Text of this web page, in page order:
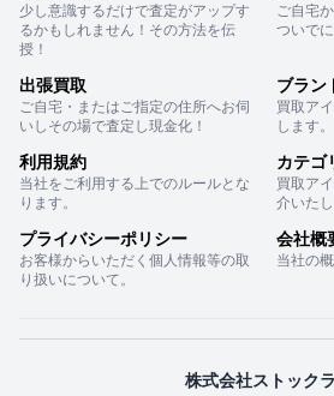
少し意識するだけで査定がアップす
るかもしれません！その方法を伝
授！
ご自宅
ついで
出張買取
ご自宅・またはご指定の住所へお伺
いしその場で査定し現金化！
ブラン
買取ア
します。
利用規約
当社をご利用する上でのルールとな
ります。
カテゴ
買取ア
介いたし
プライバシーポリシー
お客様からいただく個人情報等の取
り扱いについて。
会社概
当社の概
株式会社ストック